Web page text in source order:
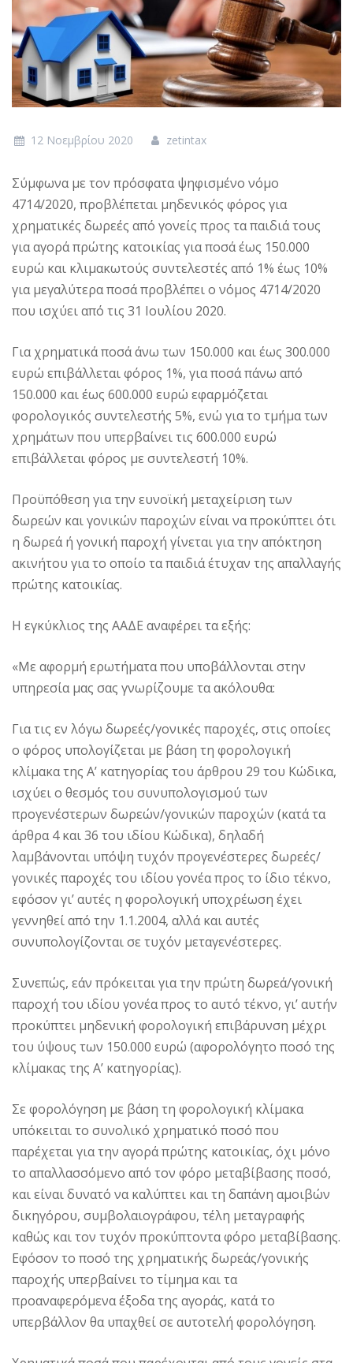
12 Νοεμβρίου 2020 zetintax
Σύμφωνα με τον πρόσφατα ψηφισμένο νόμο
4714/2020, προβλέπεται μηδενικός φόρος για
χρηματικές δωρεές από γονείς προς τα παιδιά τους
για αγορά πρώτης κατοικίας για ποσά έως 150.000
ευρώ και κλιμακωτούς συντελεστές από 1% έως 10%
για μεγαλύτερα ποσά προβλέπει ο νόμος 4714/2020
που ισχύει από τις 31 Ιουλίου 2020.
Για χρηματικά ποσά άνω των 150.000 και έως 300.000
ευρώ επιβάλλεται φόρος 1%, για ποσά πάνω από
150.000 και έως 600.000 ευρώ εφαρμόζεται
φορολογικός συντελεστής 5%, ενώ για το τμήμα των
χρημάτων που υπερβαίνει τις 600.000 ευρώ
επιβάλλεται φόρος με συντελεστή 10%.
Προϋπόθεση για την ευνοϊκή μεταχείριση των
δωρεών και γονικών παροχών είναι να προκύπτει ότι
η δωρεά ή γονική παροχή γίνεται για την απόκτηση
ακινήτου για το οποίο τα παιδιά έτυχαν της απαλλαγής
πρώτης κατοικίας.
Η εγκύκλιος της ΑΑΔΕ αναφέρει τα εξής:
«Με αφορμή ερωτήματα που υποβάλλονται στην
υπηρεσία μας σας γνωρίζουμε τα ακόλουθα:
Για τις εν λόγω δωρεές/γονικές παροχές, στις οποίες
ο φόρος υπολογίζεται με βάση τη φορολογική
κλίμακα της Α’ κατηγορίας του άρθρου 29 του Κώδικα,
ισχύει ο θεσμός του συνυπολογισμού των
προγενέστερων δωρεών/γονικών παροχών (κατά τα
άρθρα 4 και 36 του ιδίου Κώδικα), δηλαδή
λαμβάνονται υπόψη τυχόν προγενέστερες δωρεές/
γονικές παροχές του ιδίου γονέα προς το ίδιο τέκνο,
εφόσον γι’ αυτές η φορολογική υποχρέωση έχει
γεννηθεί από την 1.1.2004, αλλά και αυτές
συνυπολογίζονται σε τυχόν μεταγενέστερες.
Συνεπώς, εάν πρόκειται για την πρώτη δωρεά/γονική
παροχή του ιδίου γονέα προς το αυτό τέκνο, γι’ αυτήν
προκύπτει μηδενική φορολογική επιβάρυνση μέχρι
του ύψους των 150.000 ευρώ (αφορολόγητο ποσό της
κλίμακας της Α’ κατηγορίας).
Σε φορολόγηση με βάση τη φορολογική κλίμακα
υπόκειται το συνολικό χρηματικό ποσό που
παρέχεται για την αγορά πρώτης κατοικίας, όχι μόνο
το απαλλασσόμενο από τον φόρο μεταβίβασης ποσό,
και είναι δυνατό να καλύπτει και τη δαπάνη αμοιβών
δικηγόρου, συμβολαιογράφου, τέλη μεταγραφής
καθώς και τον τυχόν προκύπτοντα φόρο μεταβίβασης.
Εφόσον το ποσό της χρηματικής δωρεάς/γονικής
παροχής υπερβαίνει το τίμημα και τα
προαναφερόμενα έξοδα της αγοράς, κατά το
υπερβάλλον θα υπαχθεί σε αυτοτελή φορολόγηση.